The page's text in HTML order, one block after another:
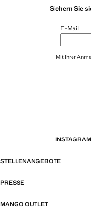
Sichern Sie
E-Mail
Mit Ihrer
INSTAGRAM
STELLENANGEBOTE
PRESSE
MANGO OUTLET